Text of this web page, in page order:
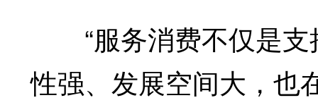
“服务消费不仅是支
性强、发展空间大，也